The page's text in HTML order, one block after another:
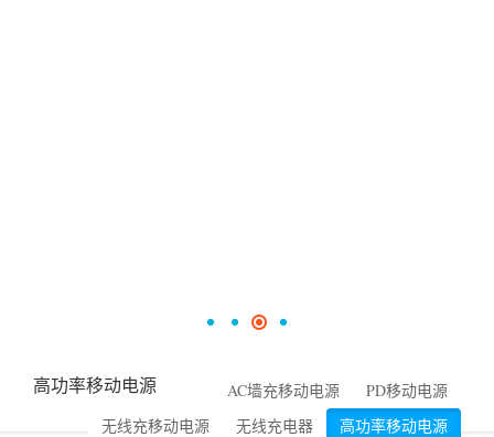
高功率移动电源 AC墙充移动电源
PD移动电源
无线充移动电源
无线充电器
高功率移动电源